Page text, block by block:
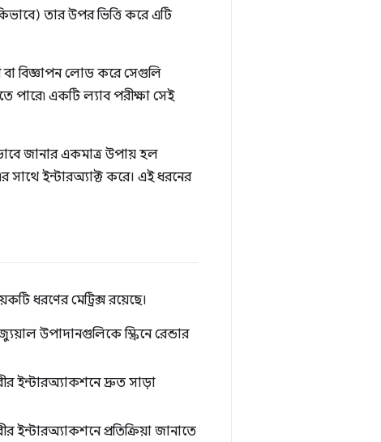
তার উপর ভিত্তি করে এটি
বা বিজ্ঞাপন লোড করে সেগুলি
পারে৷ একটি ল্যাব পরীক্ষা সেই
জানার একমাত্র উপায় হল
ইন্টারঅ্যাক্ট করে। এই ধরনের
ধরণের মেট্রিক্স রয়েছে।
উপাদানগুলিকে স্ক্রিনে রেন্ডার
ইন্টারঅ্যাকশনে দ্রুত সাড়া
ইন্টারঅ্যাকশনে প্রতিক্রিয়া জানাতে